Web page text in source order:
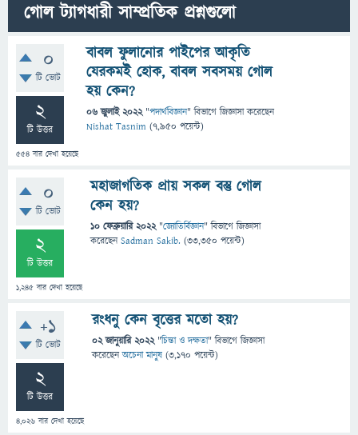
গোল ট্যাগধারী সাম্প্রতিক প্রশ্নগুলো
0
টি ভোট
2
টি উত্তর
554 বার দেখা হয়েছে
বাবল ফুলানোর পাইপের আকৃতি
যেরকমই হোক, বাবল সবসময় গোল
হয় কেন?
06 জুলাই 2022 "পদার্থবিজ্ঞান" বিভাগে জিজ্ঞাসাকরেছেন
Nishat Tasnim (7,950 পয়েন্ট)
0
টি ভোট
2
টি উত্তর
1,245 বার দেখা হয়েছে
মহাজাগতিক প্রায় সকল বস্তু গোল
কেন হয়?
10 ফেব্রুয়ারি 2022 "জ্যোতির্বিজ্ঞান" বিভাগে জিজ্ঞাসা
করেছেনSadman Sakib. (33,350 পয়েন্ট)
+1
টি ভোট
2
টি উত্তর
4,026 বার দেখা হয়েছে
রংধনু কেন বৃত্তের মতো হয়?
02 জানুয়ারি 2022 "চিন্তা ও দক্ষতা" বিভাগে জিজ্ঞাসা
করেছেনঅচেনা মানুষ (3,170 পয়েন্ট)